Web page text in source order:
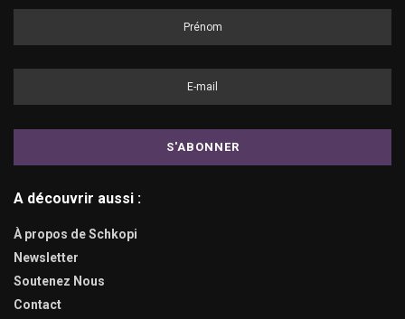
A découvrir aussi :
À propos de Schkopi
Newsletter
Soutenez Nous
Contact